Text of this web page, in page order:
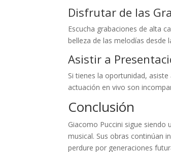
Disfrutar de las
Escucha grabaciones de alta
belleza de las melodías desde
Asistir a
Si tienes la oportunidad,
actuación en vivo son
Conclusión
Giacomo Puccini sigue
musical. Sus obras continúan
perdure por generaciones